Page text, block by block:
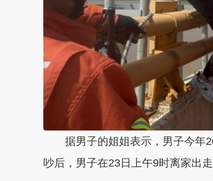
据男子的姐姐表示，男子今年
吵后，男子在23日上午9时离家出走